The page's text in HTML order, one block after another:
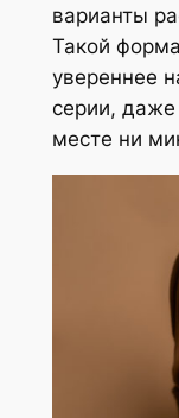
в
а
р
а
О
н
варианты
Такой
увереннее
серии, даже
месте ни